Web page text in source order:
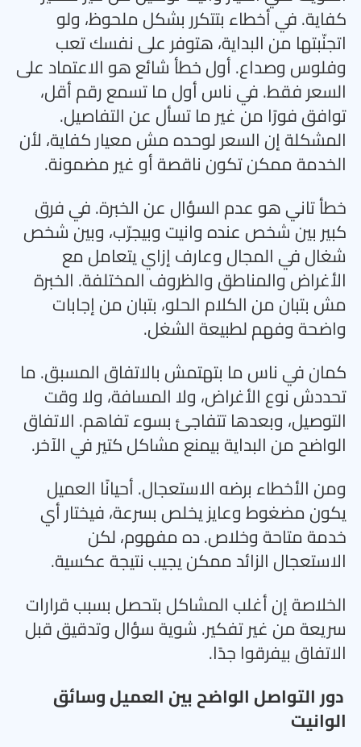
كفاية. في أخطاء بتتكرر بشكل ملحوظ، ولو
اتجنّبتها من البداية، هتوفر على نفسك تعب
وفلوس وصداع. أول خطأ شائع هو الاعتماد على
السعر فقط. في ناس أول ما تسمع رقم أقل،
توافق فورًا من غير ما تسأل عن التفاصيل.
المشكلة إن السعر لوحده مش معيار كفاية، لأن
الخدمة ممكن تكون ناقصة أو غير مضمونة.
خطأ تاني هو عدم السؤال عن الخبرة. في فرق
كبير بين شخص عنده وانيت وبيجرّب، وبين شخص
شغال في المجال وعارف إزاي يتعامل مع
الأغراض والمناطق والظروف المختلفة. الخبرة
مش بتبان من الكلام الحلو، بتبان من إجابات
واضحة وفهم لطبيعة الشغل.
كمان في ناس ما بتهتمش بالاتفاق المسبق. ما
تحددش نوع الأغراض، ولا المسافة، ولا وقت
التوصيل، وبعدها تتفاجئ بسوء تفاهم. الاتفاق
الواضح من البداية بيمنع مشاكل كتير في الآخر.
ومن الأخطاء برضه الاستعجال. أحيانًا العميل
يكون مضغوط وعايز يخلص بسرعة، فيختار أي
خدمة متاحة وخلاص. ده مفهوم، لكن
الاستعجال الزائد ممكن يجيب نتيجة عكسية.
الخلاصة إن أغلب المشاكل بتحصل بسبب قرارات
سريعة من غير تفكير. شوية سؤال وتدقيق قبل
الاتفاق بيفرقوا جدًا.
دور التواصل الواضح بين العميل وسائق
الوانيت